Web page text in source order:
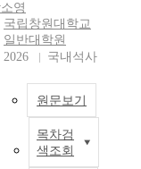
경상남도 농산어촌
중돌봄학교 사업학
총 10개지역 23개
년 학생수가 비슷한
지역 5개교와 동일
가 비슷한 5개지역
를 각각 선정(총
영
국립창원대학교
일반대학원
2026
국내석사
원문보기
목차검
색조회